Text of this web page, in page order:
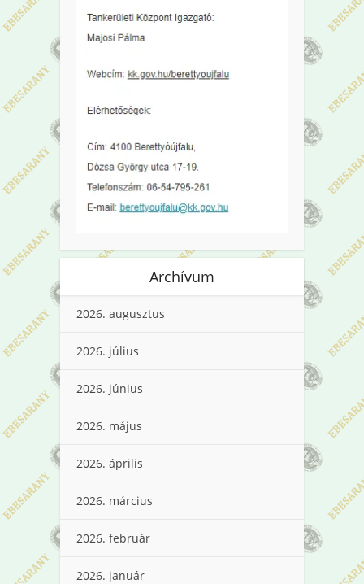
Archívum
2026. augusztus
2026. július
2026. június
2026. május
2026. április
2026. március
2026. február
2026. január